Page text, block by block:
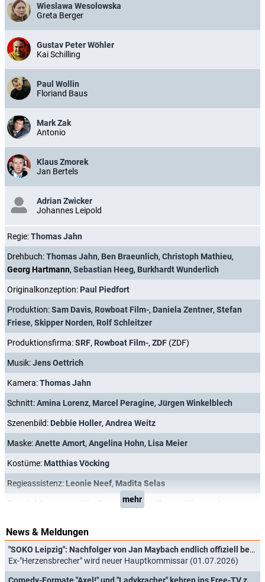
Wieslawa Wesolowska
Greta Berger
Gustav Peter Wöhler
Kai Schilling
Paul Wollin
Floriand Baus
Mark Zak
Antonio
Klaus Zmorek
Jan Bertels
Adrian Zwicker
Johannes Leipold
Regie:Thomas Jahn
Drehbuch:Thomas Jahn, Ben Braeunlich, Christoph Mathieu,
Georg Hartmann, Sebastian Heeg, Burkhardt Wunderlich
Originalkonzeption: Paul Piedfort
Produktion:Sam Davis, Rowboat Film-, Daniela Zentner, Stefan
Friese, Skipper Norden, Rolf Schleitzer
Produktionsfirma:SRF, Rowboat Film-, ZDF (ZDF)
Musik:Jens Oettrich
Kamera:Thomas Jahn
Schnitt:Amina Lorenz, Marcel Peragine, Jürgen Winkelblech
Szenenbild: Debbie Holler, Andrea Weitz
Maske:Anette Amort, Angelina Hohn, Lisa Meier
Kostüme: Matthias Vöcking
Regieassistenz: Leonie Neef, Madita Selas
Wim Frenssen,Timothy van Nieuwenhuysen
mehr
News & Meldungen
"SOKO Leipzig": Nachfolger von Jan Maybach endlich offiziell bestätigt
Ex-"Herzensbrecher" wird neuer Hauptkommissar (01.07.2026)